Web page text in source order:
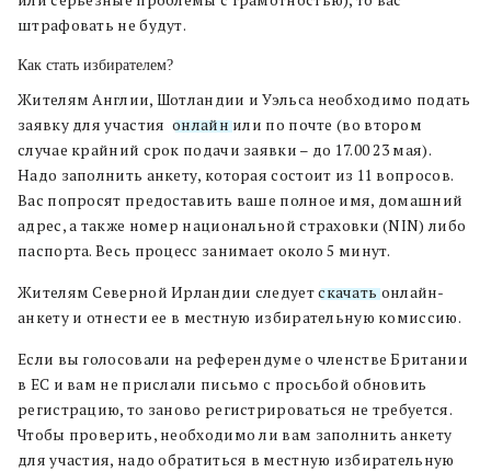
штрафовать не будут.
Как стать избирателем?
Жителям Англии, Шотландии и Уэльса необходимо подать
заявку для участия онлайнили по почте (во втором
случае крайний срок подачи заявки – до 17.00 23 мая).
Надо заполнить анкету, которая состоит из 11 вопросов.
Вас попросят предоставить ваше полное имя, домашний
адрес, а также номер национальной страховки (NIN) либо
паспорта. Весь процесс занимает около 5 минут.
Жителям Северной Ирландии следуетскачатьонлайн-
анкету и отнести ее в местную избирательную комиссию.
Если вы голосовали на референдуме о членстве Британии
в ЕС и вам не прислали письмо с просьбой обновить
регистрацию, то заново регистрироваться не требуется.
Чтобы проверить, необходимо ли вам заполнить анкету
для участия, надо обратиться в местную избирательную